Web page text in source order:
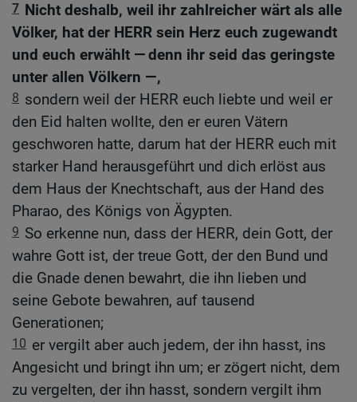
7 Nicht deshalb, weil ihr zahlreicher wärt als alle
Völker, hat der HERR sein Herz euch zugewandt
und euch erwählt — denn ihr seid das geringste
unter allen Völkern —,
8 sondern weil der HERR euch liebte und weil er
den Eid halten wollte, den er euren Vätern
geschworen hatte, darum hat der HERR euch mit
starker Hand herausgeführt und dich erlöst aus
dem Haus der Knechtschaft, aus der Hand des
Pharao, des Königs von Ägypten.
9 So erkenne nun, dass der HERR, dein Gott, der
wahre Gott ist, der treue Gott, der den Bund und
die Gnade denen bewahrt, die ihn lieben und
seine Gebote bewahren, auf tausend
Generationen;
10 er vergilt aber auch jedem, der ihn hasst, ins
Angesicht und bringt ihn um; er zögert nicht, dem
zu vergelten, der ihn hasst, sondern vergilt ihm